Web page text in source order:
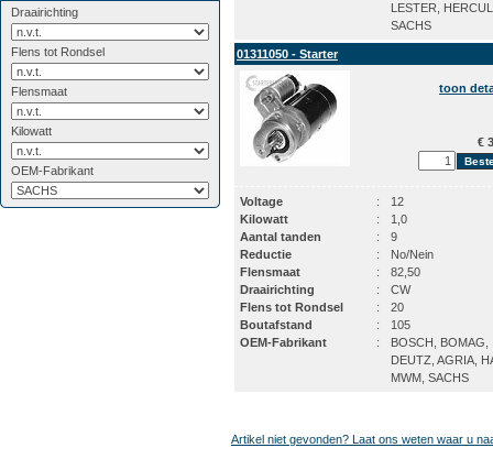
Draairichting
Flens tot Rondsel
Flensmaat
Kilowatt
OEM-Fabrikant
LESTER,
SACHS
01311050 - Starter
toon
€
Voltage :
12
Kilowatt
:
1,0
Aantal tanden
:
9
Reductie
:
No/Nein
Flensmaat
:
82,50
Draairichting
:
CW
Flens tot Rondsel
:
20
Boutafstand
:
105
OEM-Fabrikant
:
BOSCH, BOMAG,
DEUTZ, AGRIA,
MWM, SACHS
Artikel niet gevonden? Laat ons weten waar u